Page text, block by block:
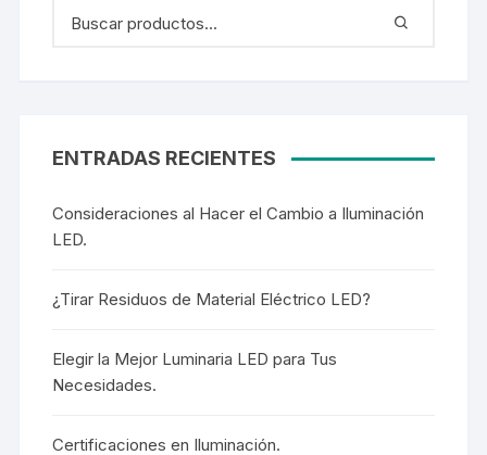
ENTRADAS RECIENTES
Consideraciones al Hacer el Cambio a Iluminación
LED.
¿Tirar Residuos de Material Eléctrico LED?
Elegir la Mejor Luminaria LED para Tus
Necesidades.
Certificaciones en Iluminación.